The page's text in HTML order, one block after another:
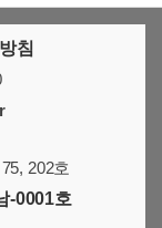
침
202호
-0001호